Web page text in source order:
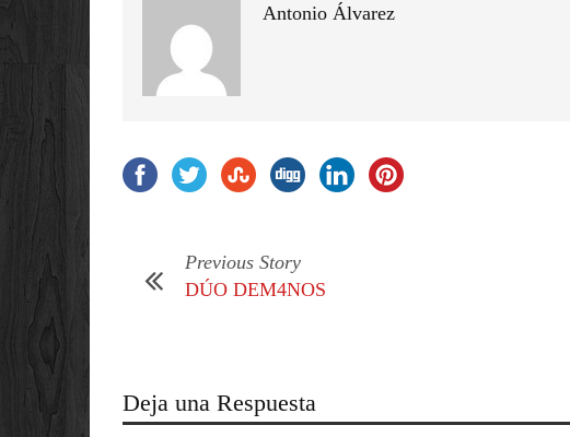
Antonio Álvarez
Previous Story
DÚO DEM4NOS
Deja una Respuesta